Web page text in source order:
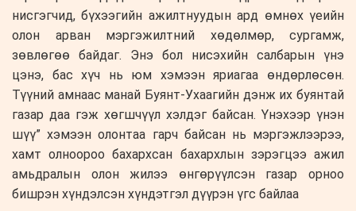
нисгэгчид, бүхээгийн ажилтнуудын ард өмнөх үеийн
олон арван мэргэжилтний хөдөлмөр, сургамж,
зөвлөгөө байдаг. Энэ бол нисэхийн салбарын үнэ
цэнэ, бас хүч нь юм хэмээн яриагаа өндөрлөсөн.
Түүний амнаас манай Буянт-Ухаагийн дэнж их буянтай
газар даа гэж хөгшчүүл хэлдэг байсан. Үнэхээр үнэн
шүү” хэмээн олонтаа гарч байсан нь мэргэжлээрээ,
хамт олноороо бахархсан бахархлын зэрэгцээ ажил
амьдралын олон жилээ өнгөрүүлсэн газар орноо
бишрэн хүндэлсэн хүндэтгэл дүүрэн үгс байлаа